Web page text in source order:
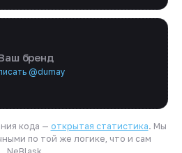
бренд
@dumay
кода — открытая статистика. Мы
по той же логике, что и сам